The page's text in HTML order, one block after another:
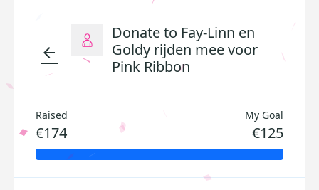
arrow_back
Donate to Fay-Linn en
Goldy rijden mee voor
Pink Ribbon
Raised
€174
My Goal
€125